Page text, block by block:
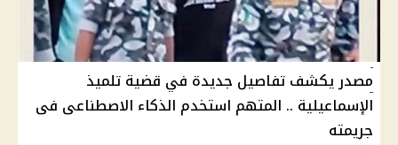
مصدر يكشف تفاصيل جديدة في قضية تلميذ
الإسماعيلية .. المتهم استخدم الذكاء الاصطناعى فى
جريمته